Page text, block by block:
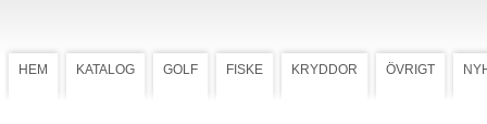
HEM KATALOG GOLF FISKE KRYDDOR ÖVRIGT